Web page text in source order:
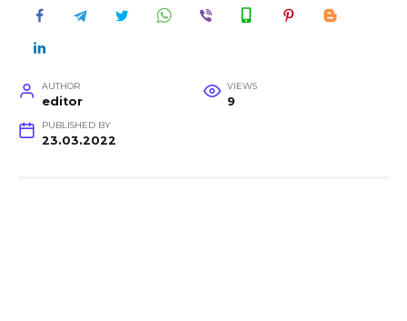
AUTHOR
editor
VIEWS
9
PUBLISHED BY
23.03.2022